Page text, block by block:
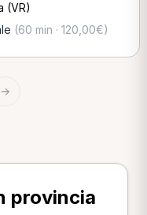
(VR)
(60 min · 120,00€)
→
provincia